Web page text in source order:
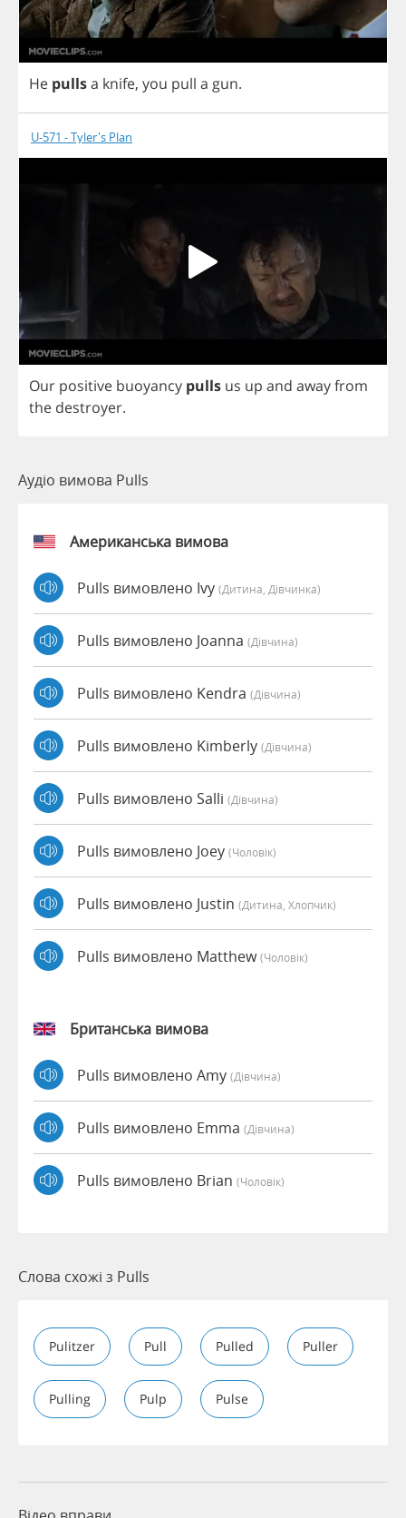
He pullsa knife, you pull a gun.
U-571 - Tyler's Plan
Our positive buoyancy pulls us up and awayfrom
the destroyer.
Аудіо вимова Pulls
Американська вимова
Pulls вимовлено Ivy (дитина, Дівчинка)
Pulls вимовлено Joanna (дівчина)
Pulls вимовлено Kendra (дівчина)
Pulls вимовлено Kimberly (дівчина)
Pulls вимовлено Salli (дівчина)
Pulls вимовлено Joey (чоловік)
Pulls вимовлено Justin (дитина, Хлопчик)
Pulls вимовлено Matthew(чоловік)
Британська вимова
Pulls вимовлено Amy (дівчина)
Pulls вимовлено Emma (дівчина)
Pulls вимовлено Brian (чоловік)
Слова схожі з Pulls
Pulitzer Pull Pulled Puller
Pulling Pulp Pulse